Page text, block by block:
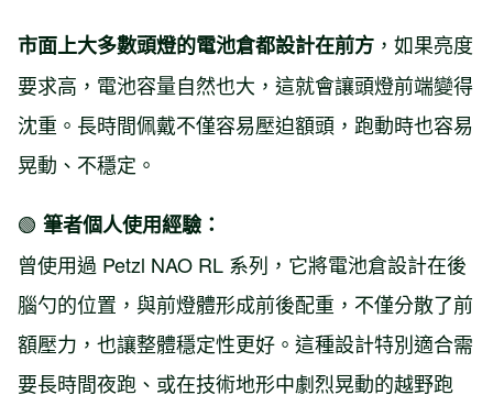
市面上大多數頭燈的電池倉都設計在前方 ，如果亮度
要求高，電池容量自然也大，這就會讓頭燈前端變得
沈重。長時間佩戴不僅容易壓迫額頭，跑動時也容易
晃動、不穩定。
🟢 筆者個人使用經驗：
曾使用過 Petzl NAO RL 系列，它將電池倉設計在後
腦勺的位置，與前燈體形成前後配重，不僅分散了前
額壓力，也讓整體穩定性更好。這種設計特別適合需
要長時間夜跑、或在技術地形中劇烈晃動的越野跑